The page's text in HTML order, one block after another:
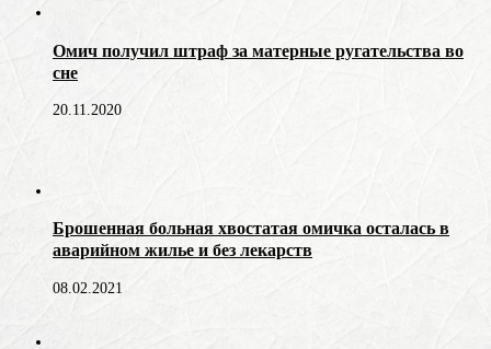
Омич получил штраф за матерные ругательства во
сне
20.11.2020
Брошенная больная хвостатая омичка осталась в
аварийном жилье и без лекарств
08.02.2021